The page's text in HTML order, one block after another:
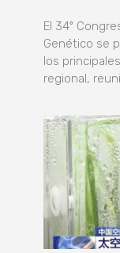
El 34º
Genético se
los
regional,